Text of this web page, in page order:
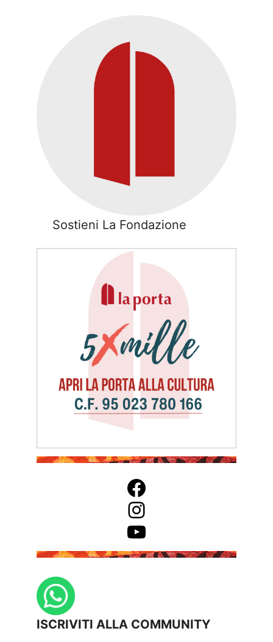
Sostieni La Fondazione
Facebook
Instagram
YouTube
ISCRIVITI ALLA COMMUNITY